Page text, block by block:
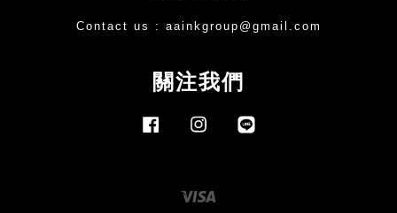
Contact us : aainkgroup@gmail.com
關注我們
FacebookInstagram